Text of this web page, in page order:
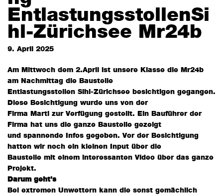
EntlastungsstollenSi
hl-Zürichsee Mr24b
9. April 2025
Am Mittwoch dem 2.April ist unsere Klasse die Mr24b
am Nachmittag die Baustelle
Entlastungsstollen Sihl-Zürichsee besichtigen gegangen.
Diese Besichtigung wurde uns von der
Firma Marti zur Verfügung gestellt. Ein Bauführer der
Firma hat uns die ganze Baustelle gezeigt
und spannende Infos gegeben. Vor der Besichtigung
hatten wir noch ein kleinen Input über die
Baustelle mit einem interessanten Video über das ganze
Projekt.
Darum geht’s
Bei extremen Unwettern kann die sonst gemächlich